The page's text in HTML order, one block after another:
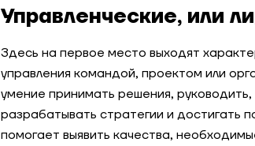
Управленческие, или
Здесь на первое место выходят
управления командой, проектом или
умение принимать решения,
разрабатывать стратегии и достигать
помогает выявить качества,